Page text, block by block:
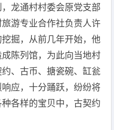
龙通村村委会原党支部
游专业合作社负责人许
掘，从前几年开始，他
陈列馆，为此向当地村
、古币、搪瓷碗、缸瓮
应，十分踊跃，纷纷将
各样的宝贝中，古契约